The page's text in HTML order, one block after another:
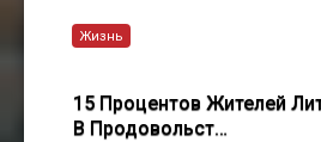
15 Процентов Жителей
В Продовольст…
Жизнь